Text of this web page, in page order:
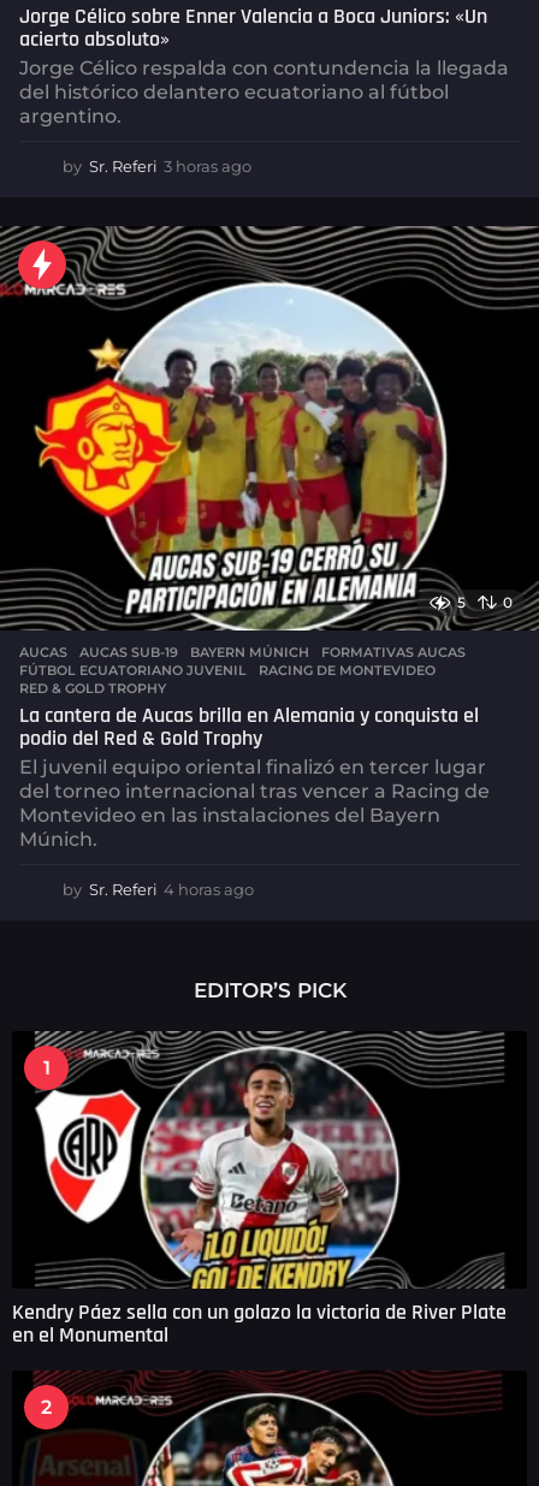
Jorge Célico sobre Enner Valencia a Boca Juniors: «Un
acierto absoluto»
Jorge Célico respalda con contundencia la llegada
del histórico delantero ecuatoriano al fútbol
argentino.
by Sr. Referi 3 horas ago
r
a
s
g
o
5 0
AUCAS AUCAS SUB-19 ,BAYERN MÚNICH ,FORMATIVAS AUCAS
FÚTBOL ECUATORIANO JUVENIL
,RACING DE MONTEVIDEO
RED & GOLD TROPHY
La cantera de Aucas brilla en Alemania y conquista el
podio del Red & Gold Trophy
El juvenil equipo oriental finalizó en tercer lugar
del torneo internacional tras vencer a Racing de
Montevideo en las instalaciones del Bayern
Múnich.
by Sr. Referi 4 horas ago
a
s
g
o
EDITOR’S PICK
1
Kendry Páez sella con un golazo la victoria de River Plate
en el Monumental
2